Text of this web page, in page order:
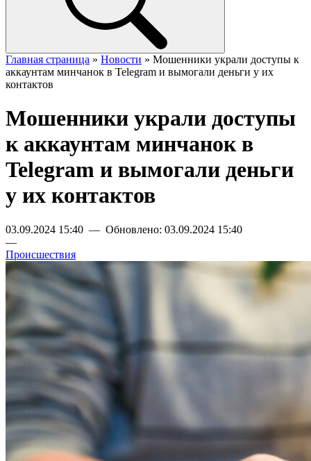
Главная страница » Новости » Мошенники украли доступы к
аккаунтам минчанок в Telegram и вымогали деньги у их
контактов
Мошенники украли доступы
к аккаунтам минчанок в
Telegram и вымогали деньги
у их контактов
03.09.2024 15:40 — Обновлено: 03.09.2024 15:40
—
Происшествия